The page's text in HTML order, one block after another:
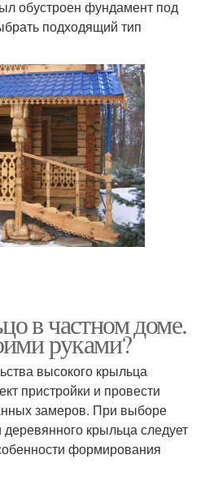
обустроен фундамент под
подходящий тип
в частном доме.
руками?
высокого крыльца
пристройки и провести
замеров. При выборе
крыльца следует
формирования